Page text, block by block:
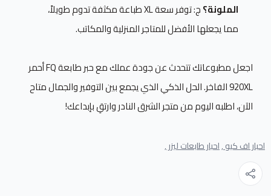
الملونة؟
ج: توفر سعة XL طباعة مكثفة تدوم طويلاً،
مما يجعلها الأفضل للمتاجر المنزلية والمكاتب.
اجعل مطبوعاتك تتحدث عن جودة عملك مع حبر طابعة FQ أحمر
920XL الفاخر. الحل الذكي الذي يجمع بين التوفير والجمال متاح
الآن، اطلبه اليوم من متجر الشرق النادر وارتقِ بإبداعك!
احبار اف كيو ,احبار طابعات ليزر ,